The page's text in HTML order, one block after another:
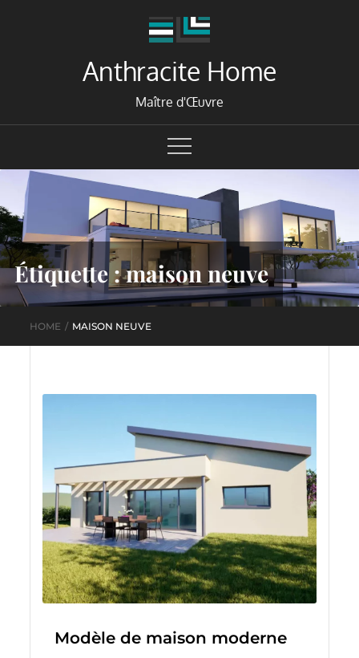
Anthracite Home
Maître d'Œuvre
Étiquette :maison neuve
HOME MAISON NEUVE
Modèle de maison moderne